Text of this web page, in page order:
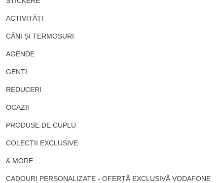
ACTIVITĂȚI
CĂNI ȘI TERMOSURI
AGENDE
GENȚI
REDUCERI
OCAZII
PRODUSE DE CUPLU
COLECȚII EXCLUSIVE
& MORE
CADOURI PERSONALIZATE - OFERTĂ EXCLUSIVĂ VODAFONE